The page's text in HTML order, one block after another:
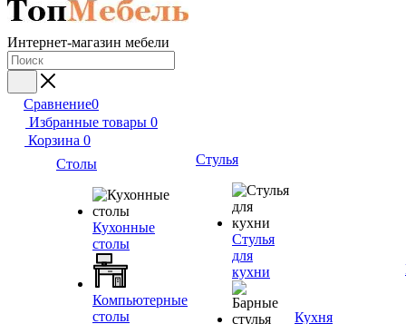
Интернет-магазин мебели
Сравнение0
Избранные товары 0
Корзина 0
Столы
Кухонные
столы
Компьютерные
столы
Стулья
Стулья
для
кухни
Кухня